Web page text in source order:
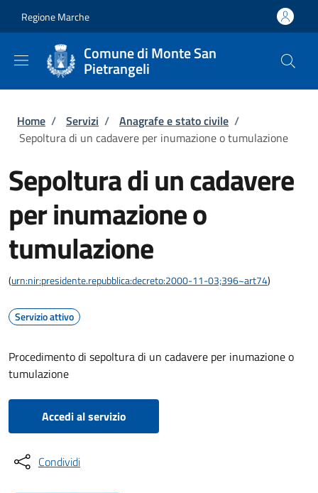
Regione Marche
Comune di Monte San
Pietrangeli
Briciole di pane
Home / Servizi / Anagrafe e stato civile /
Sepoltura di un cadavere per inumazione o tumulazione
Sepoltura di un cadavere
per inumazione o
tumulazione
(urn:nir:presidente.repubblica:decreto:2000-11-03;396~art74)
Servizio attivo
Procedimento di sepoltura di un cadavere per inumazione o
tumulazione
Accedi al servizio
Condividi